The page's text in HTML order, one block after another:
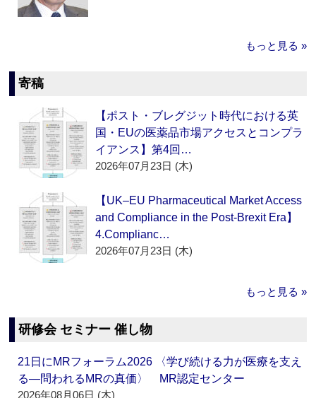
もっと見る »
寄稿
【ポスト・ブレグジット時代における英
国・EUの医薬品市場アクセスとコンプラ
イアンス】第4回…
2026年07月23日 (木)
【UK–EU Pharmaceutical Market Access
and Compliance in the Post-Brexit Era】
4.Complianc…
2026年07月23日 (木)
もっと見る »
研修会 セミナー 催し物
21日にMRフォーラム2026 〈学び続ける力が医療を支え
る―問われるMRの真価〉 MR認定センター
2026年08月06日 (木)